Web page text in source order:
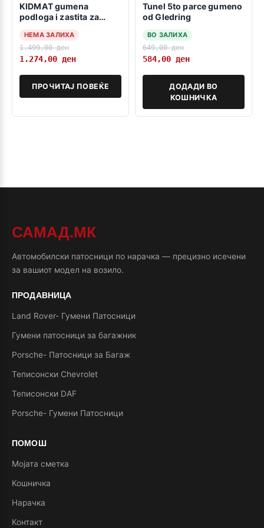
KIDMAT gumena
podloga i zastita za
НЕМА ЗАЛИХА
1.499,00ден
1.274,00 ден
ПРОЧИТАЈ ПОВЕЌЕ
Tunel 5to parce gumeno
od Gledring
ВО ЗАЛИХА
649,00ден
584,00 ден
ДОДАДИ ВО
КОШНИЧКА
САМАД.МК
Автомобилски патосници по нарачка — прецизно исечени
за вашиот модел на возило.
ПРОДАВНИЦА
Land Rover- Гумени Патосници
Гумени патосници за багажник
Porsche- Патосници за Багаж
Теписонски Chevrolet
Теписонски DAF
Porsche- Гумени Патосници
ПОМОШ
Мојата сметка
Кошничка
Нарачка
Контакт